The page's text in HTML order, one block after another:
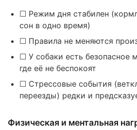
☐ Режим дня стабилен
сон в одно время)
☐ Правила не меняются
☐ У собаки есть безопасное
где её не беспокоят
☐ Стрессовые события
переезды) редки и
Физическая и ментальная